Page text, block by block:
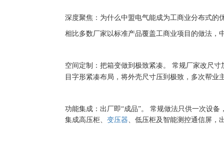
深度聚焦：为什么中盟电气能成为工商业分布式的
相比多数厂家以标准产品覆盖工商业项目的做法，
空间定制：把箱变做到极致紧凑。
常规厂家改尺寸
目字形紧凑布局，将外壳尺寸压到极致，多次帮业
功能集成：出厂即“成品”。 常规做法只供一次设
集成高压柜、 变压器、低压柜及智能测控通信屏，